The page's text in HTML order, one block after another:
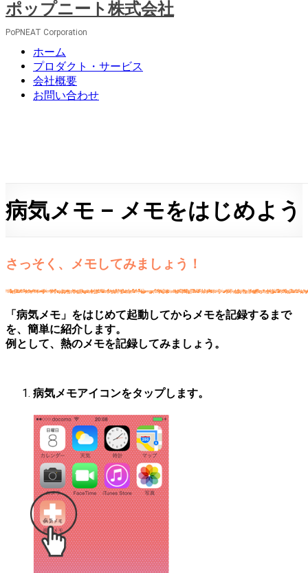
コ
テ
ポップニート株式会社
PoPNEAT Corporation
ホーム
プロダクト・サービス
会社概要
お問い合わせ
病気メモ – メモをはじめよう
さっそく、メモしてみましょう！
「病気メモ」をはじめて起動してからメモを記録するまで
を、簡単に紹介します。
例として、熱のメモを記録してみましょう。
病気メモアイコンをタップします。